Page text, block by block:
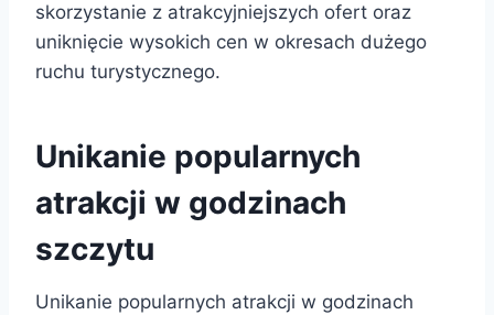
skorzystanie z atrakcyjniejszych ofert oraz
uniknięcie wysokich cen w okresach dużego
ruchu turystycznego.
Unikanie popularnych
atrakcji w godzinach
szczytu
Unikanie popularnych atrakcji w godzinach